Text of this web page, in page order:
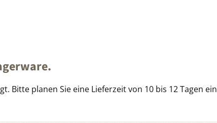
Bitte planen Sie eine Lieferzeit von 10 bis 12 Tagen ein